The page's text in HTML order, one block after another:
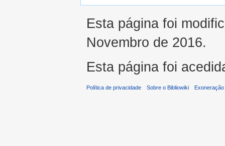
Esta página foi
Novembro de 2016.
Esta página foi
Política de privacidade Sobre o Bibliowiki